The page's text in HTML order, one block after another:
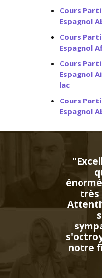
Cours
Espagnol
Cours
Espagnol
Cours
Espagnol
lac
Cours
Espagnol